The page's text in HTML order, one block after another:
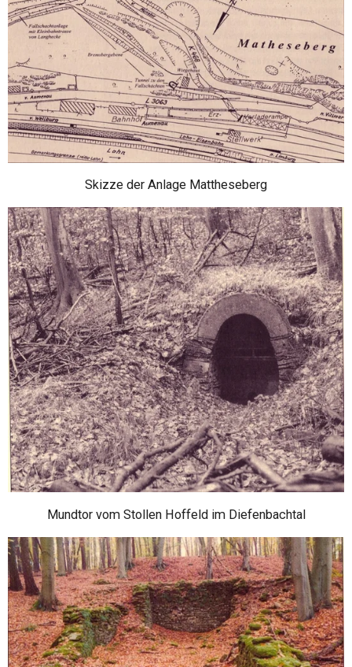
Skizze der Anlage Mattheseberg
Mundtor vom Stollen Hoffeld im Diefenbachtal